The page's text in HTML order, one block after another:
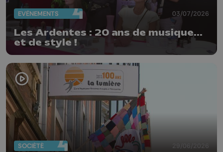
EVÈNEMENTS 03/07/2026
Les Ardentes : 20 ans de musique...
et de style !
SOCIÉTÉ 29/06/2026